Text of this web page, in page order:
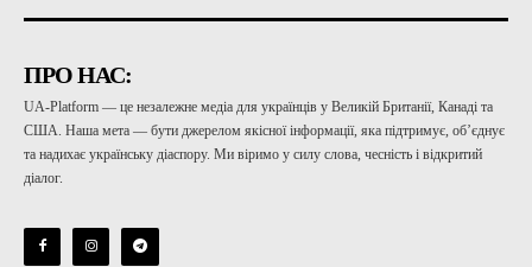
ПРО НАС:
UA-Platform — це незалежне медіа для українців у Великій Британії, Канаді та
США. Наша мета — бути джерелом якісної інформації, яка підтримує, об’єднує
та надихає українську діаспору. Ми віримо у силу слова, чесність і відкритий
діалог.